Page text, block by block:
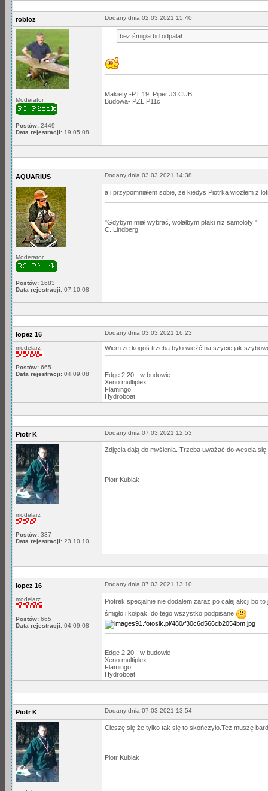
robloz Dodany dnia 02.03.2021 15:40
Moderator
Postów: 2449
Data rejestracji: 19.05.08
bez śmigła bd odpalał
Makiety -PT 19, Piper J3 CUB
Budowa- PZL P11c
AQUARIUS Dodany dnia 03.03.2021 14:38
Moderator
Postów: 1683
Data rejestracji: 07.10.08
a i przypomniałem sobie, że kiedys Piotrka wiozłem z
"Gdybym miał wybrać, wolałbym ptaki niż samoloty "
C. Lindberg
lopez 16 Dodany dnia 03.03.2021 16:23
modelarz
Postów: 665
Data rejestracji: 04.09.08
Wiem że kogoś trzeba było wieźć na szycie jak
Edge 2.20 - w budowie
Xeno multiplex
Flamingo
Hydroboat
Piotr K Dodany dnia 07.03.2021 12:53
modelarz
Postów: 337
Data rejestracji: 23.10.10
Zdjęcia dają do myślenia. Trzeba uważać do wesela się
Piotr Kubiak
lopez 16 Dodany dnia 07.03.2021 13:10
modelarz
Postów: 665
Data rejestracji: 04.09.08
Piotrek specjalnie nie dodałem zaraz po całej akcji bo
śmigło i kołpak, do tego wszystko podpisane
Edge 2.20 - w budowie
Xeno multiplex
Flamingo
Hydroboat
Piotr K Dodany dnia 07.03.2021 13:54
Cieszę się że tylko tak się to skończyło.Też muszę
Piotr Kubiak